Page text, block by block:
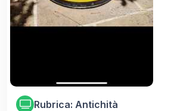
Rubrica: Antichità